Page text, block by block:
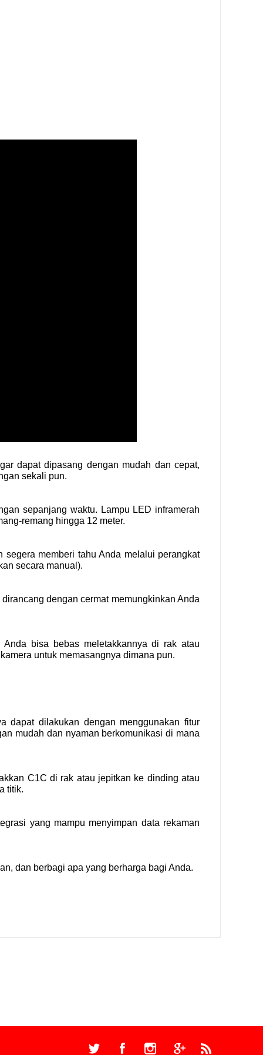
dapat dipasang dengan mudah dan cepat,
sekali pun.
sepanjang waktu. Lampu LED inframerah
remang hingga 12 meter.
memberi tahu Anda melalui perangkat
secara manual).
dengan cermat memungkinkan Anda
bisa bebas meletakkannya di rak atau
untuk memasangnya dimana pun.
dapat dilakukan dengan menggunakan fitur
mudah dan nyaman berkomunikasi di mana
C1C di rak atau jepitkan ke dinding atau
titik.
yang mampu menyimpan data rekaman
dan berbagi apa yang berharga bagi Anda.